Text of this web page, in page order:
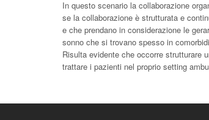
In questo scenario la collaborazione
se la collaborazione è strutturata e
e che prendano in considerazione le
sonno che si trovano spesso in
Risulta evidente che occorre strutturare
trattare i pazienti nel proprio setting